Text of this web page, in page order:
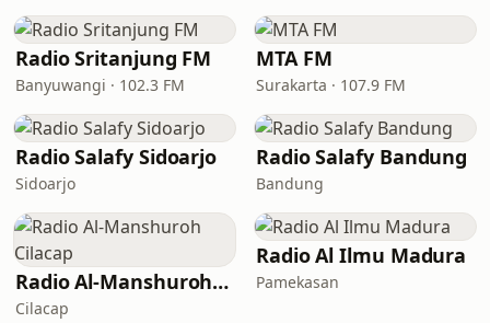
Radio Sritanjung FM
Banyuwangi · 102.3 FM
MTA FM
Surakarta · 107.9 FM
Radio Salafy Sidoarjo
Sidoarjo
Radio Salafy Bandung
Bandung
Radio Al-Manshuroh Cilacap
Cilacap
Radio Al Ilmu Madura
Pamekasan